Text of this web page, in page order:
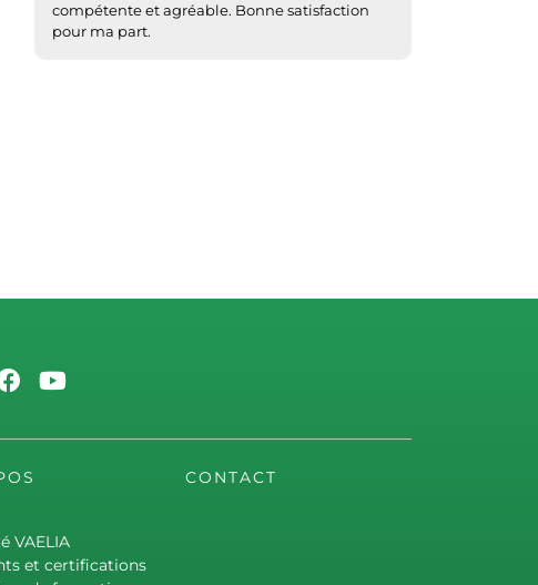
compétente et agréable. Bonne satisfaction
pour ma part.
VAELIA
et certifications
CONTACT